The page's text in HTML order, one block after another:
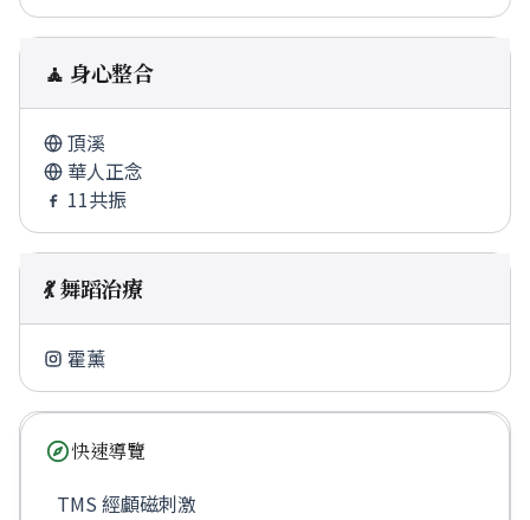
🧘 身心整合
頂溪
華人正念
11共振
💃 舞蹈治療
霍薰
快速導覽
TMS 經顱磁刺激